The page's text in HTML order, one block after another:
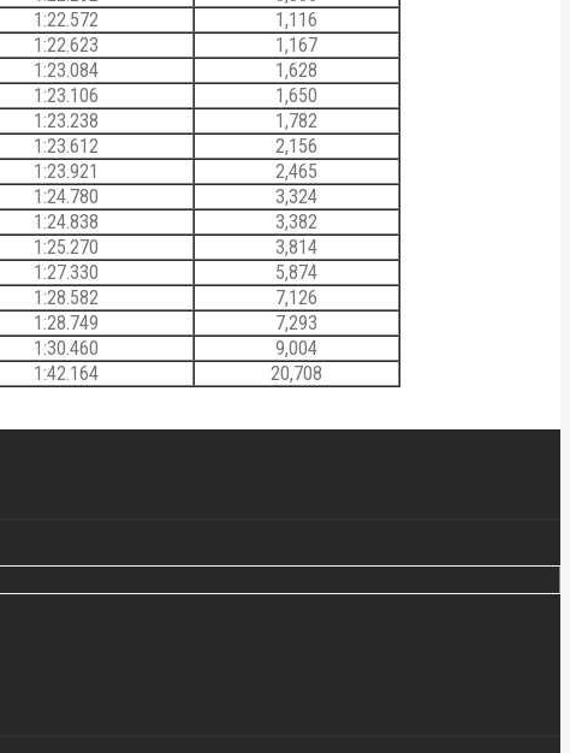
1:22.572
1,116
1:22.623
1,167
1:23.084
1,628
1:23.106
1,650
1:23.238
1,782
1:23.612
2,156
1:23.921
2,465
1:24.780
3,324
1:24.838
3,382
1:25.270
3,814
1:27.330
5,874
1:28.582
7,126
1:28.749
7,293
1:30.460
9,004
1:42.164 20,708